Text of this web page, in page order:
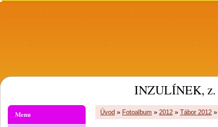
INZULÍNEK, z.
Úvod » Fotoalbum » 2012 » Tábor 2012
Menu